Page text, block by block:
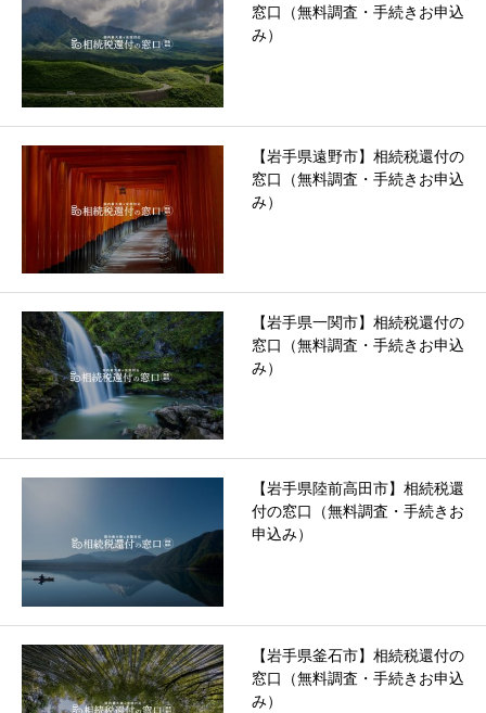
窓口（無料調査・手続きお申込
み）
【岩手県遠野市】相続税還付の
窓口（無料調査・手続きお申込
み）
【岩手県一関市】相続税還付の
窓口（無料調査・手続きお申込
み）
【岩手県陸前高田市】相続税還
付の窓口（無料調査・手続きお
申込み）
【岩手県釜石市】相続税還付の
窓口（無料調査・手続きお申込
み）